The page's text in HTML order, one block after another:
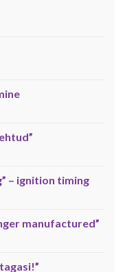
– ignition timing
manufactured”